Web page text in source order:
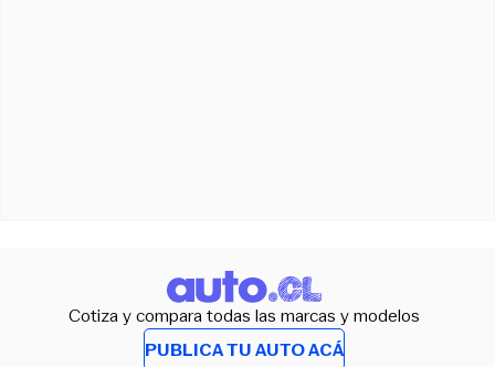
Cotiza y compara todas las marcas y modelos
PUBLICA TU AUTO ACÁ